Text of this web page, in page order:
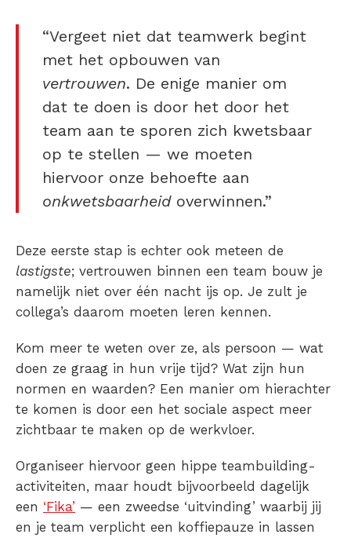
“Vergeet niet dat teamwerk begint
met het opbouwen van
vertrouwen. De enige manier om
dat te doen is door het door het
team aan te sporen zich kwetsbaar
op te stellen — we moeten
hiervoor onze behoefte aan
onkwetsbaarheidoverwinnen.”
Deze eerste stap is echter ook meteen de
lastigste; vertrouwen binnen een team bouw je
namelijk niet over één nacht ijs op. Je zult je
collega’s daarom moeten leren kennen.
Kom meer te weten over ze, als persoon — wat
doen ze graag in hun vrije tijd? Wat zijn hun
normen en waarden? Een manier om hierachter
te komen is door een het sociale aspect meer
zichtbaar te maken op de werkvloer.
Organiseer hiervoor geen hippe teambuilding-
activiteiten, maar houdt bijvoorbeeld dagelijk
een ‘Fika’ — een zweedse ‘uitvinding’ waarbij jij
en je team verplicht een koffiepauze in lassen